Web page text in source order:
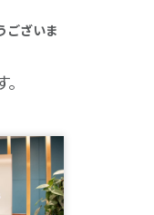
ございま